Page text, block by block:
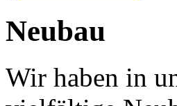
Neubau
Wir haben in